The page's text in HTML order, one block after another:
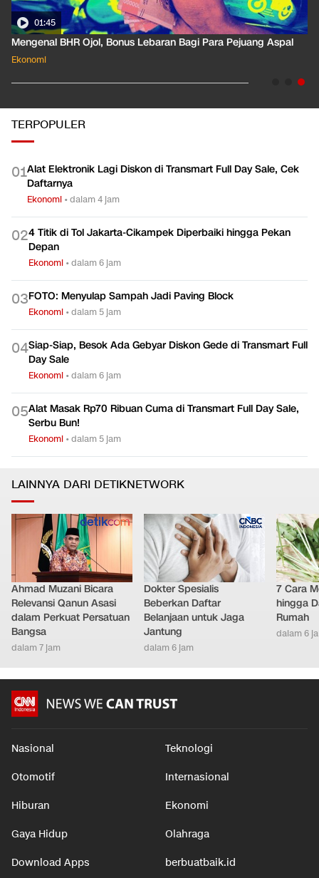
01:35
Pahami Dampak Kenaikan Suku Bunga Acuan ke Cicilan KPR
Ekonomi
TERPOPULER
01Alat Elektronik Lagi Diskon di Transmart Full Day Sale, Cek
Daftarnya
Ekonomi •dalam 4 jam
024 Titik di Tol Jakarta-Cikampek Diperbaiki hingga Pekan
Depan
Ekonomi •dalam 6 jam
03FOTO: Menyulap Sampah Jadi Paving Block
Ekonomi •dalam 5 jam
04Siap-Siap, Besok Ada Gebyar Diskon Gede di Transmart Full
Day Sale
Ekonomi •dalam 6 jam
05Alat Masak Rp70 Ribuan Cuma di Transmart Full Day Sale,
Serbu Bun!
Ekonomi •dalam 5 jam
LAINNYA DARI DETIKNETWORK
Ahmad Muzani Bicara
Relevansi Qanun Asasi
dalam Perkuat Persatuan
Bangsa
dalam 7 jam
Dokter Spesialis
Beberkan Daftar
Belanjaan untuk Jaga
Jantung
dalam 6 jam
7 Cara
hingga
Rumah
dalam 6
Nasional Teknologi
Otomotif Internasional
Hiburan Ekonomi
Gaya Hidup Olahraga
Download Apps berbuatbaik.id